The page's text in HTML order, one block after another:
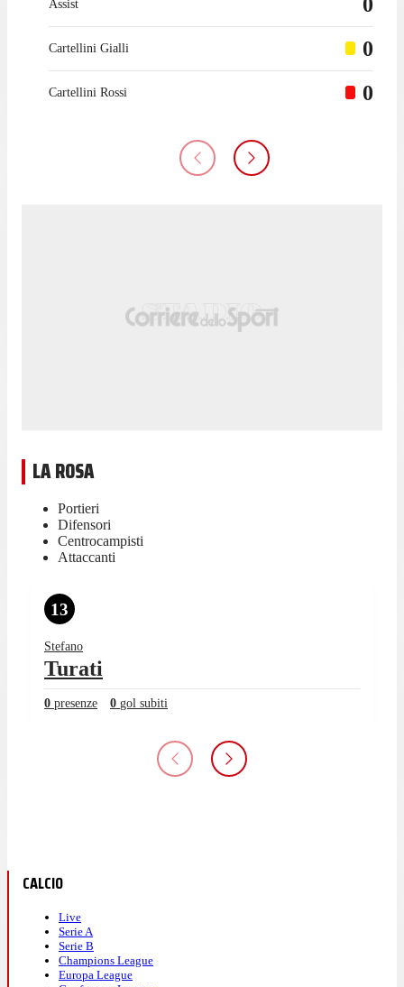
Assist
Cartellini Gialli 0
Cartellini Rossi 0
LA ROSA
Portieri
Difensori
Centrocampisti
Attaccanti
13
Stefano
Turati
0 presenze 0 gol subiti
CALCIO
Live
Serie A
Serie B
Champions League
Europa League